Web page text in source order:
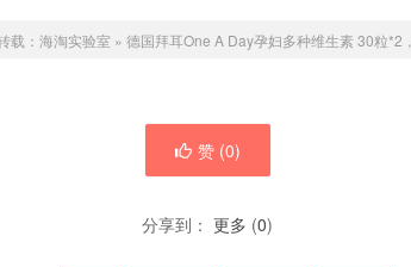
载： 海淘实验室 » 德国拜耳One A Day孕妇多种维生素 30粒*2
赞 (0)
分享到： 更多 (0)